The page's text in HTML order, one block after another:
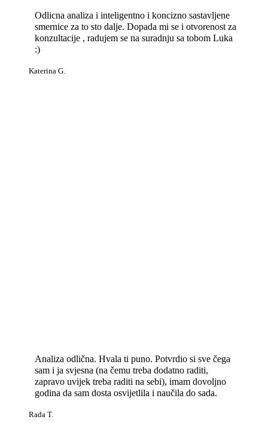
Odlicna analiza i inteligentno i koncizno sastavljene
smernice za to sto dalje. Dopada mi se i otvorenost za
konzultacije , radujem se na suradnju sa tobom Luka
:)
Katerina G.
Analiza odlična. Hvala ti puno. Potvrdio si sve čega
sam i ja svjesna (na čemu treba dodatno raditi,
zapravo uvijek treba raditi na sebi), imam dovoljno
godina da sam dosta osvijetlila i naučila do sada.
Rada T.